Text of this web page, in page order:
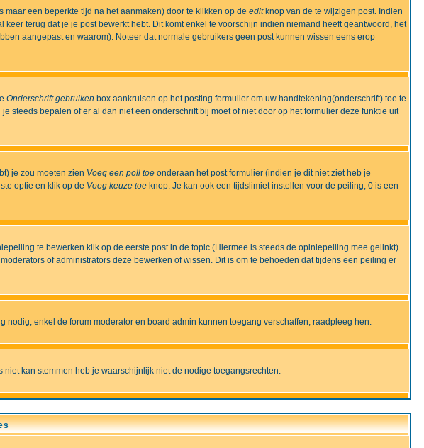
een beperkte tijd na het aanmaken) door te klikken op de editknop van de te wijzigen post. Indien
terug dat je je post bewerkt hebt. Dit komt enkel te voorschijn indien niemand heeft geantwoord, het
aangepast en waarom). Noteer dat normale gebruikers geen post kunnen wissen eens erop
Onderschrift gebruiken box aankruisen op het posting formulier om uw handtekening(onderschrift) toe te
steeds bepalen of er al dan niet een onderschrift bij moet of niet door op het formulier deze funktie uit
je zou moeten zien Voeg een poll toe onderaan het post formulier (indien je dit niet ziet heb je
optie en klik op de Voeg keuze toe knop. Je kan ook een tijdslimiet instellen voor de peiling, 0 is een
te bewerken klik op de eerste post in de topic (Hiermee is steeds de opiniepeiling mee gelinkt).
of administrators deze bewerken of wissen. Dit is om te behoeden dat tijdens een peiling er
enkel de forum moderator en board admin kunnen toegang verschaffen, raadpleeg hen.
kan stemmen heb je waarschijnlijk niet de nodige toegangsrechten.